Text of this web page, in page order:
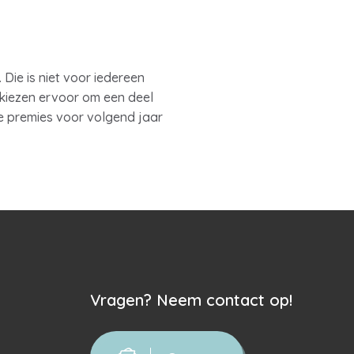
is niet voor iedereen
ervoor om een deel
premies voor volgend jaar
Vragen? Neem contact op!